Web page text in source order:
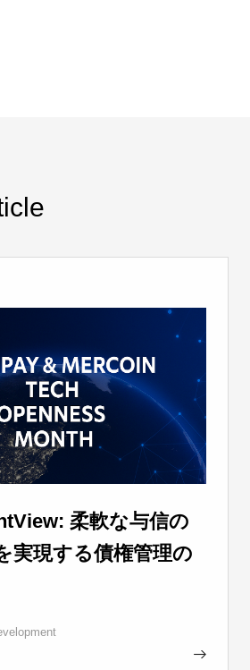
柔軟な与信の
実現する債権管理の